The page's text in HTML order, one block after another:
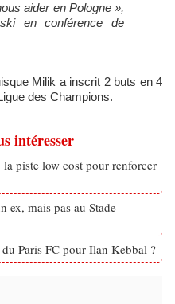
aider en Pologne »,
en conférence de
Milik a inscrit 2 buts en 4
des Champions.
intéresser
piste low cost pour renforcer
ex, mais pas au Stade
Paris FC pour Ilan Kebbal ?